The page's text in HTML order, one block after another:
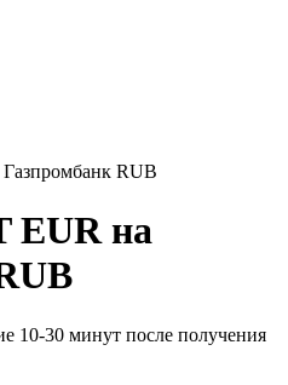
RUB
EUR на
10-30 минут после получения